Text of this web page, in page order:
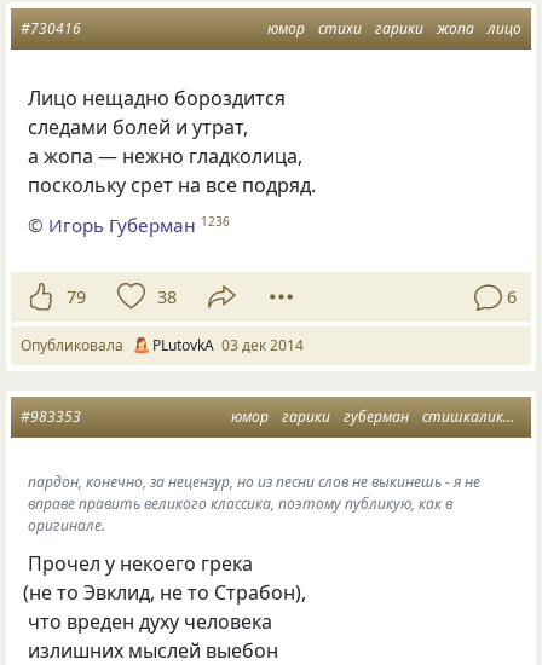
юмор стихи гарики жопа лицо
#730416
Лицо нещадно бороздится
следами болей и утрат,
а жопа — нежно гладколица,
поскольку срет на все подряд.
© Игорь Губерман 1236
79 38 6
Опубликовала PLutоvkА 03 дек 2014
юмор гарики губерман стишкалики п
#983353
пардон, конечно, за нецензур, но из песни слов не выкинешь - я не
вправе править великого классика, поэтому публикую, как в
оригинале.
Прочел у некоего грека
(не то Эвклид, не то Страбон),
что вреден духу человека
излишних мыслей выебон